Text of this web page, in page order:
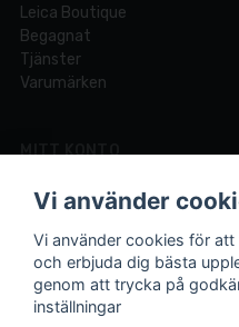
Leica Boutique
Begagnat
Tjänster
Varumärken
MITT KONTO
Logga in
Registrera dig
Glömt lösenord?
Vi använder
Vi använder cookies för
och erbjuda dig bästa
genom att trycka på
inställningar